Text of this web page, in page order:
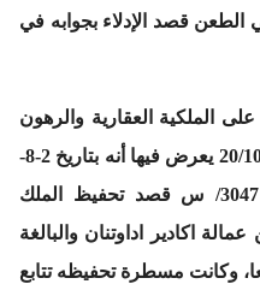
الطعن قصد الإدلاء بجوابه في
الملكية العقارية والرهون
بأكادير تحت عدد 740 بتاريخ 20/10/2008 يعرض فيها أنه بتاريخ 2-8-
1955 تم وضع مطلب التحفيظ 3047/ س قصد تحفيظ الملك
اكادير اداوتنان والبالغة
بها 720 مترا مربعا، وكانت مسطرة تحفيظه تتابع